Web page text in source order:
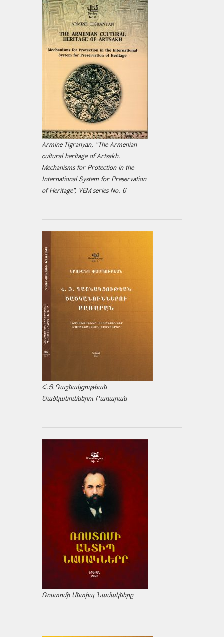
Armine Tigranyan, "The Armenian
cultural heritage of Artsakh.
Mechanisms for Protection in the
International System for Preservation
of Heritage", VEM series No. 6
Հ.Յ.Դաշնակցութեան
Ծածկանուններու Բառարան
Ռոստոմի Անտիպ Նամակները